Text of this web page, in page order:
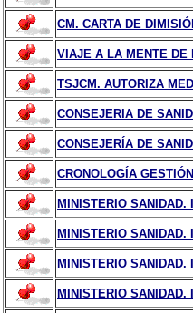
CM. CARTA DE
VIAJE A LA MENTE DE
TSJCM. AUTORIZA
CONSEJERIA DE
CONSEJERÍA DE
CRONOLOGÍA
MINISTERIO SANIDAD.
MINISTERIO SANIDAD.
MINISTERIO SANIDAD.
MINISTERIO SANIDAD.